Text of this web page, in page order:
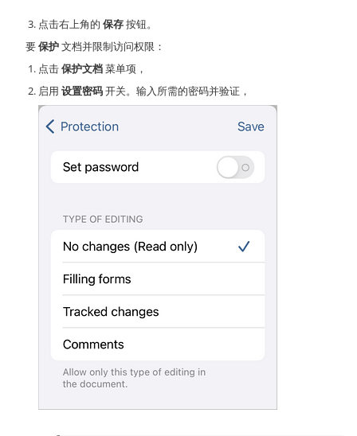
点击右上角的 保存按钮。
要保护文档并限制访问权限：
点击保护文档菜单项，
启用 设置密码开关。输入所需的密码并验证，